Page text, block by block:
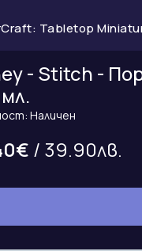
Tabletop
- Stitch -
Наличен
/ 39.90лв.